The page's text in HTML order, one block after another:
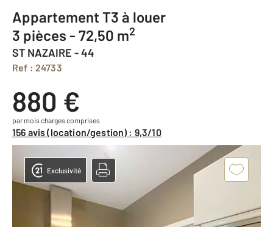
Appartement T3 à louer
3 pièces - 72,50 m2
ST NAZAIRE - 44
Ref : 24733
880 €
par mois charges comprises
156 avis (location/gestion) : 9,3/10
Exclusivité